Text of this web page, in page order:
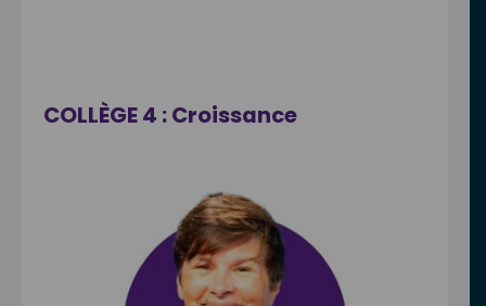
COLLÈGE 4 : Croissance